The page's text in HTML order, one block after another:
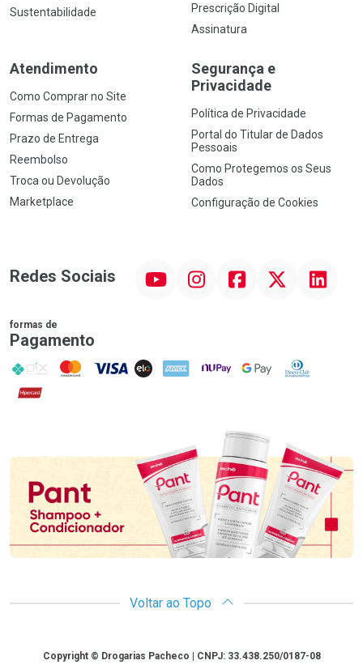
Sustentabilidade
Prescrição Digital
Assinatura
Atendimento
Como Comprar no Site
Formas de Pagamento
Prazo de Entrega
Reembolso
Troca ou Devolução
Marketplace
Segurança e
Privacidade
Política de Privacidade
Portal do Titular de Dados
Pessoais
Como Protegemos os Seus
Dados
Configuração de Cookies
Redes Sociais InstagramFacebook Linkedin
formas de
Pagamento
PIX MasterCard
VISA ELO AMEX NuPay Google PayDiners Club
Hipercard
Promoção em Destaque
Voltar ao Topo
CopyrightCopyright © Drogarias Pacheco | CNPJ: 33.438.250/0187-08